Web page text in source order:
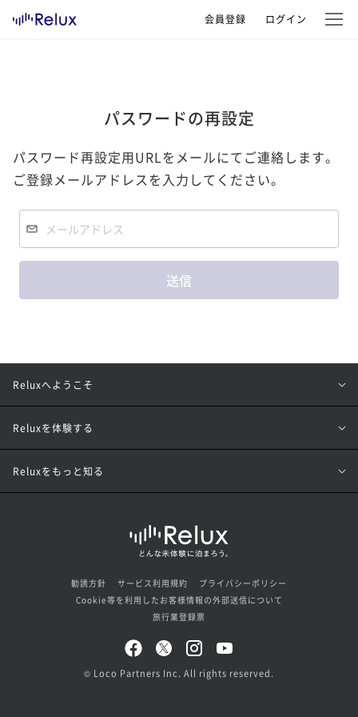
会員登録 ログイン
パスワードの再設定
パスワード再設定用URLをメールにてご連絡します。
ご登録メールアドレスを入力してください。
送信
Reluxへようこそ
Reluxを体験する
Reluxをもっと知る
勧誘方針 サービス利用規約
プライバシーポリシー
Cookie等を利用したお客様情報の外部送信について
旅行業登録票
© Loco Partners Inc. All rights reserved.